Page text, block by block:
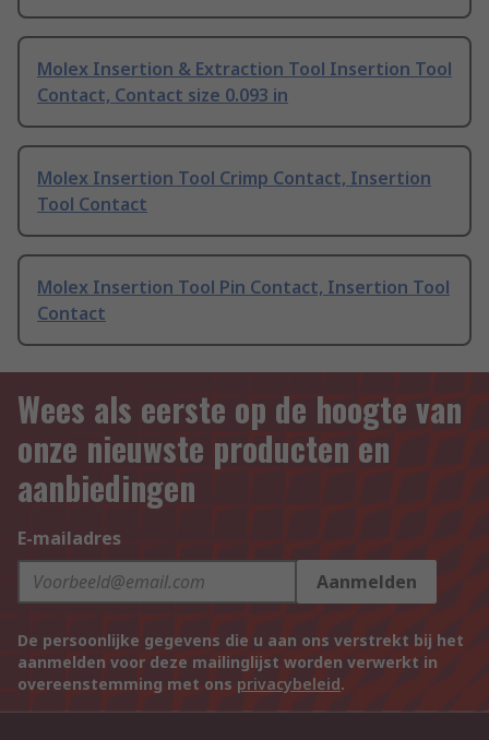
Molex Insertion & Extraction Tool Insertion Tool
Contact, Contact size 0.093 in
Molex Insertion Tool Crimp Contact, Insertion
Tool Contact
Molex Insertion Tool Pin Contact, Insertion Tool
Contact
Wees als eerste op de hoogte van
onze nieuwste producten en
aanbiedingen
E-mailadres
Aanmelden
De persoonlijke gegevens die u aan ons verstrekt bij het
aanmelden voor deze mailinglijst worden verwerkt in
overeenstemming met ons privacybeleid.